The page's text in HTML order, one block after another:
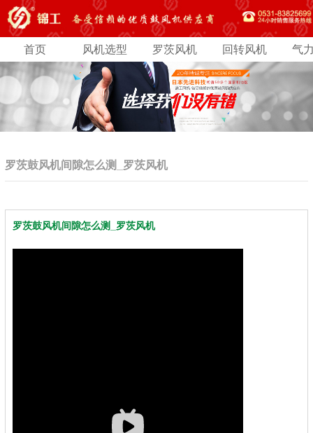
首页 风机选型 罗茨风机 回转风机 气
罗茨鼓风机间隙怎么测_罗茨风机
罗茨鼓风机间隙怎么测_罗茨风机